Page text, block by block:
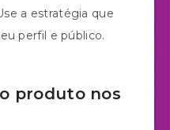
a estratégia que
perfil e público.
produto nos